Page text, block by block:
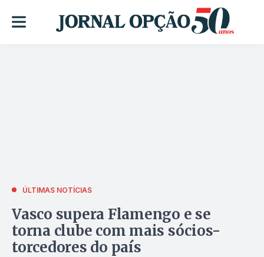
ÚLTIMAS NOTÍCIAS
Vasco supera Flamengo e se
torna clube com mais sócios-
torcedores do país